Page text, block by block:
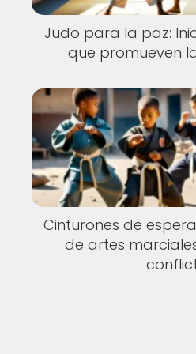
Judo para la paz:
que promueven
Cinturones de
de artes